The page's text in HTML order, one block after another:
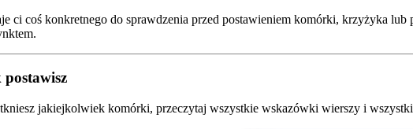
coś konkretnego do sprawdzenia przed postawieniem komórki, krzyżyka lub
jakiejkolwiek komórki, przeczytaj wszystkie wskazówki wierszy i